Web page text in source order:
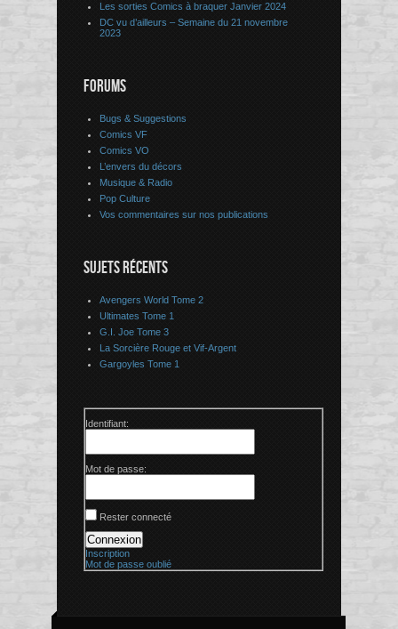
Les sorties Comics à braquer Janvier 2024
DC vu d’ailleurs – Semaine du 21 novembre
2023
FORUMS
Bugs & Suggestions
Comics VF
Comics VO
L’envers du décors
Musique & Radio
Pop Culture
Vos commentaires sur nos publications
SUJETS RÉCENTS
Avengers World Tome 2
Ultimates Tome 1
G.I. Joe Tome 3
La Sorcière Rouge et Vif-Argent
Gargoyles Tome 1
Identifiant:
Mot de passe:
Rester connecté
Connexion
Inscription
Mot de passe oublié